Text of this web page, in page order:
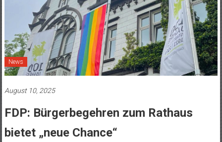
News
August 10, 2025
FDP: Bürgerbegehren zum Rathaus
bietet „neue Chance“